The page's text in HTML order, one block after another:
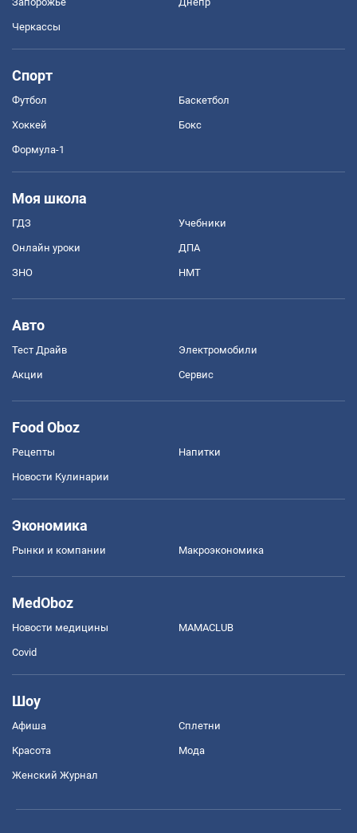
Черкассы
Спорт
Футбол Баскетбол
Хоккей Бокс
Формула-1
Моя школа
ГДЗ Учебники
Онлайн уроки ДПА
ЗНО НМТ
Авто
Тест Драйв Электромобили
Акции Сервис
Food Oboz
Рецепты Напитки
Новости Кулинарии
Экономика
Рынки и компании Mакроэкономика
MedOboz
Новости медицины MAMACLUB
Covid
Шоу
Афиша Сплетни
Красота Мода
Женский Журнал